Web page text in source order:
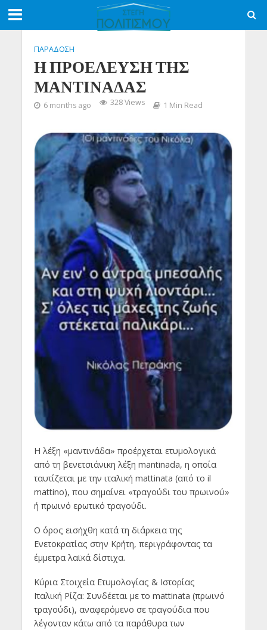
ΠΑΡΑΔΟΣΗ
Η ΠΡΟΕΛΕΥΣΗ ΤΗΣ
ΜΑΝΤΙΝΑΔΑΣ
6 months ago 328 Views 1 Min Read
Η λέξη «μαντινάδα» προέρχεται ετυμολογικά
από τη βενετσιάνικη λέξη mantinada, η οποία
ταυτίζεται με την ιταλική mattinata (από το il
mattino), που σημαίνει «τραγούδι του πρωινού»
ή πρωινό ερωτικό τραγούδι.
Ο όρος εισήχθη κατά τη διάρκεια της
Ενετοκρατίας στην Κρήτη, περιγράφοντας τα
έμμετρα λαϊκά δίστιχα.
Κύρια Στοιχεία Ετυμολογίας & Ιστορίας
Ιταλική Ρίζα: Συνδέεται με το mattinata (πρωινό
τραγούδι), αναφερόμενο σε τραγούδια που
λέγονταν κάτω από τα παράθυρα των